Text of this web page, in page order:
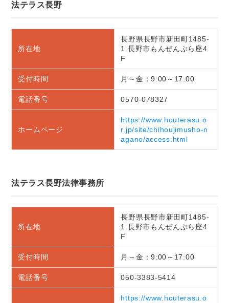
法テラス長野
所在地
長野県長野市新田町1485-
1 長野市もんぜんぷら座4
F
受付時間 月～金：9:00～17:00
電話番号 0570-078327
ホームページ
https://www.houterasu.o
r.jp/site/chihoujimusho-n
agano/access.html
法テラス長野法律事務所
所在地
長野県長野市新田町1485-
1 長野市もんぜんぷら座4
F
受付時間 月～金：9:00～17:00
電話番号 050-3383-5414
https://www.houterasu.o